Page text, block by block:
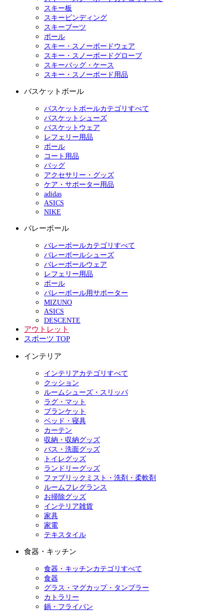
スキー板
スキービンディング
スキーブーツ
ポール
スキー・スノーボードウェア
スキー・スノーボードグローブ
スキーバッグ・ケース
スキー・スノーボード用品
バスケットボール
バスケットボールカテゴリすべて
バスケットシューズ
バスケットウェア
レフェリー用品
ボール
コート用品
バッグ
アクセサリー・グッズ
ケア・サポーター用品
adidas
ASICS
NIKE
バレーボール
バレーボールカテゴリすべて
バレーボールシューズ
バレーボールウェア
レフェリー用品
ボール
バレーボール用サポーター
MIZUNO
ASICS
DESCENTE
アウトレット
スポーツ TOP
インテリア
インテリアカテゴリすべて
クッション
ルームシューズ・スリッパ
ラグ・マット
ブランケット
ベッド・寝具
カーテン
収納・収納グッズ
バス・洗面グッズ
トイレグッズ
ランドリーグッズ
ファブリックミスト・洗剤・柔軟剤
ルームフレグランス
お掃除グッズ
インテリア雑貨
家具
家電
テキスタイル
食器・キッチン
食器・キッチンカテゴリすべて
食器
グラス・マグカップ・タンブラー
カトラリー
鍋・フライパン